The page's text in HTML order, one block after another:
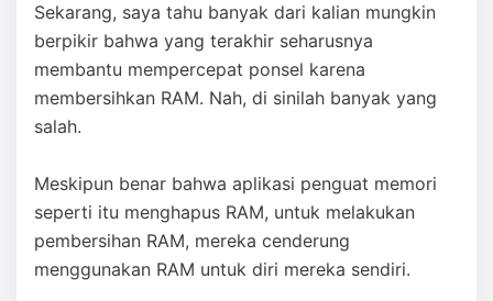
Sekarang, saya tahu banyak dari kalian mungkin
berpikir bahwa yang terakhir seharusnya
membantu mempercepat ponsel karena
membersihkan RAM. Nah, di sinilah banyak yang
salah.
Meskipun benar bahwa aplikasi penguat memori
seperti itu menghapus RAM, untuk melakukan
pembersihan RAM, mereka cenderung
menggunakan RAM untuk diri mereka sendiri.